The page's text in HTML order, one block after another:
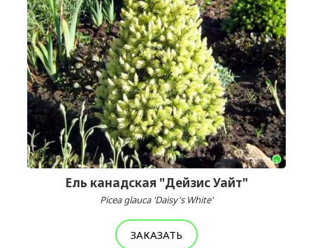
Ель канадская "Дейзис Уайт"
Picea glauca 'Daisy's White'
ЗАКАЗАТЬ